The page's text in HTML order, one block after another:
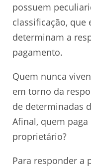
possuem
classificação, que
determinam a
pagamento.
Quem nunca
em torno da
de determinadas
Afinal, quem
proprietário?
Para responder a